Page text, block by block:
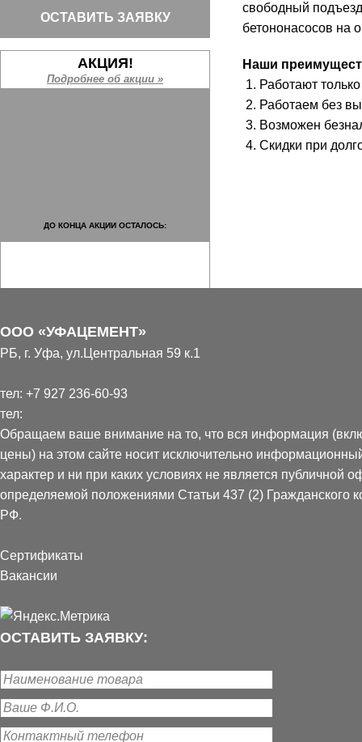
ОСТАВИТЬ ЗАЯВКУ
АКЦИЯ!
Подробнее об акции »
ДО КОНЦА АКЦИИ ОСТАЛОСЬ:
НАШИ ОБЪЕКТЫ
свободный
бетононасосов на
Наши
1. Работают
2. Работаем без
3. Возможен
4. Скидки при
ООО «УФАЦЕМЕНТ»
РБ, г. Уфа, ул.Центральная 59 к.1
тел: +7 927 236-60-93
тел:
Обращаем ваше внимание на то, что вся информация
цены) на этом сайте носит исключительно
характер и ни при каких условиях не является публичной
определяемой положениями Статьи 437 (2) Гражданского
РФ.
Сертификаты
Вакансии
ОСТАВИТЬ ЗАЯВКУ: